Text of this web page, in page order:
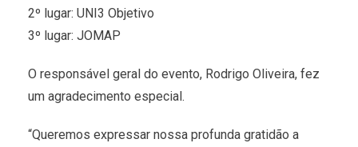
2º lugar: UNI3 Objetivo
3º lugar: JOMAP
O responsável geral do evento, Rodrigo Oliveira, fez
um agradecimento especial.
“Queremos expressar nossa profunda gratidão a